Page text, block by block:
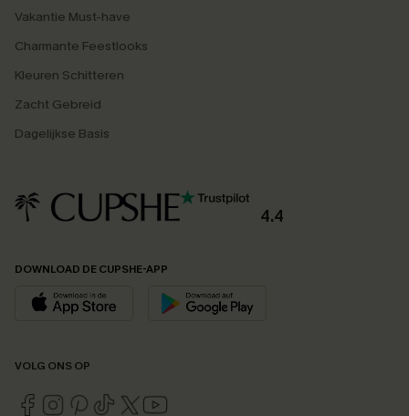
Vakantie Must-have
Charmante Feestlooks
Kleuren Schitteren
Zacht Gebreid
Dagelijkse Basis
4.4
DOWNLOAD DE CUPSHE-APP
VOLG ONS OP